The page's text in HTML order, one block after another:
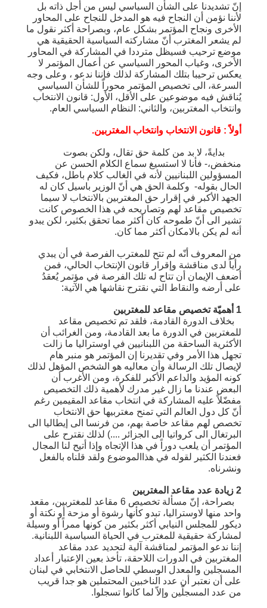
إنّ تشديدنا على الشأن السياسي ليس من أجل ذاته بل
لأننا نؤمن أن النجاح فيه هو المدخل للنجاح على المحاور
الأخرى ونجاح المؤتمر بشكل عام، وبصراحة أكثر نقول ما
لم يشعر المغترب أنّ مشاركته السياسية الحقيقية هي
موضع ترحيب فسيظل مترددا في المشاركة في المحاور
الأخرى، وغياب المحور السياسي عن أعمال المؤتمر لا
يعكس ترحيبا بتلك المشاركة لذلك فإننا ندعو ، وعلى وجه
السرعة، الى تخصيص المؤتمر محوراً للشأن السياسي
يُناقش فيه موضوعين على الأقل، الأول: قانون الانتخاب
وانتخاب المغتربين، والثاني: النظام السياسي العام.
أولاً : قانون الانتخاب وانتخاب المغتربين.
بدايةً، لا بد من كلمة حق تقال، ولكن بصوت
منخفض،- فأنا لا استسيغ سماع الكلام الحسن عن
المسؤولين اللبنانيين لأنه في الغالب كلام باطل، فكيف
الحال بقوله- وكلمة الحق هي أنّ الوزير باسيل كان له
الجهد الأكبر في إقرار حق المغتربين بالانتخاب لا سيما
تخصيص مقاعد لهم وتصاريحه في هذا الخصوص كانت
تشير الى أنّ طموحه كان أكثر مما تحقق بكثير، لكن يبدو
أنه لم يكن بالامكان أكثر مما كان.
من المعروف أنّه لم تتح للمغترب الفرصة في أن يبدي
رأياً لدى مناقشة وإقرار قانون الإنتخاب الحالي، فمن
أضعف الإيمان أن تتاح له تلك الفرصة في مؤتمر يُعقدُ
على أرضه والنقاط التي نقترح نقاشها هي الآتية:
1 أهميّة تخصيص مقاعد للمغتربين
بخلاف الدورة القادمة، فلقد تم تخصيص مقاعد
للمغتربين في الدورة ما بعد القادمة، ومن الغرائب أن
الأكثرية الساحقة من اللبنانيين في اوستراليا ما زالت
تجهل هذا الأمر وفي تقديرنا إن المؤتمر هو منبر هام
لإيصال تلك الرسالة وأن معاليه هو الشخص المؤهل لذلك
كونه المؤيد والداعم الأكبر للفكرة، ومن الأغرب أن
البعض عندنا ما زال غير مدرك لأهمية ذلك التخصيص
مفضّلاً عليه المشاركة في انتخاب مقاعد المقيمين رغم
أنّ كل دول العالم التي تمنح مغتربيها حق الانتخاب
تخصص لهم مقاعد خاصة بهم، من فرنسا الى إيطاليا الى
البرتغال الى كرواتيا الى الجزائر ....) لذلك نقترح على
المؤتمر أن يلعب دوراً في هذا الإتجاه وإذا أتيح لنا المجال
فعندنا الكثير لقوله في هذاالموضوع ولقد قلناه بالفعل
ونشرناه.
2 زيادة عدد مقاعد المغتربين
بصراحة، إنّ مسألة تخصيص 6 مقاعد للمغتربين، مقعد
واحد منها لاوستراليا، تبدو كأنها رشوة أو مزحة أو نكتة أو
ديكور للمجلس النيابي أكثر بكثير من كونها ممراً أو وسيلة
لمشاركة حقيقية للمغترب في الحياة السياسية اللبنانية.
إننا ندعو المؤتمر لمناقشة آلية لتحديد عدد مقاعد
المغتربين في الدورات اللاحقة، تأخذ بعين الإعتبار أعداد
المسجلين والمعدل الوسطي للحاصل الانتخابي في لبنان
على أن نعتبر أن عدد الناخبين المحتملين هو جدا قريب
من عدد المسجلّين وإلاّ لما كانوا تسجلوا.